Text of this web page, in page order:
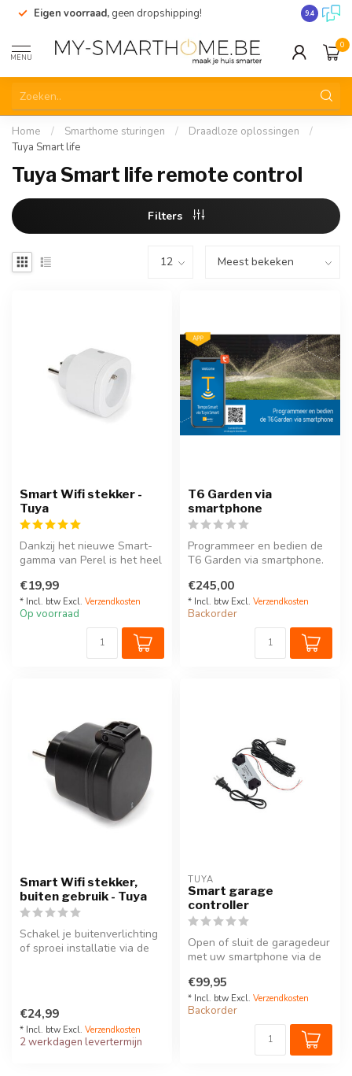
Eigen voorraad, geen dropshipping! 9.4
MENU
0
Home / Smarthome sturingen / Draadloze oplossingen
/
Tuya Smart life
Tuya Smart life remote control
Filters
Smart Wifi stekker -
Tuya
Dankzij het nieuwe Smart-
gamma van Perel is het heel
aa...
€19,99
* Incl. btw Excl. Verzendkosten
Op voorraad
T6 Garden via
smartphone
Programmeer en bedien de
T6 Garden via smartphone.
aansture...
€245,00
* Incl. btw Excl. Verzendkosten
Backorder
Smart Wifi stekker,
buiten gebruik - Tuya
Schakel je buitenverlichting
of sproei installatie via de
€24,99
* Incl. btw Excl. Verzendkosten
2 werkdagen levertermijn
TUYA
Smart garage
controller
Open of sluit de garagedeur
met uw smartphone via de
€99,95
* Incl. btw Excl. Verzendkosten
Backorder